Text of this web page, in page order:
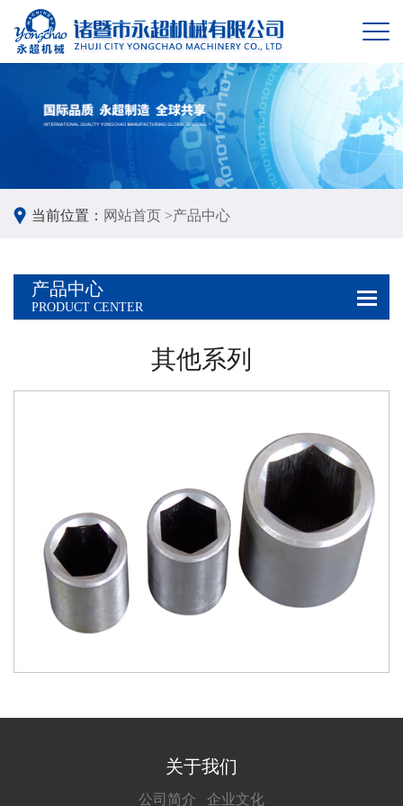
当前位置： 网站首页 >产品中心
产品中心
PRODUCT CENTER
其他系列
关于我们
公司简介 企业文化